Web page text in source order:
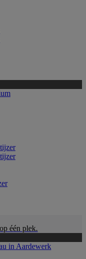
één plek.